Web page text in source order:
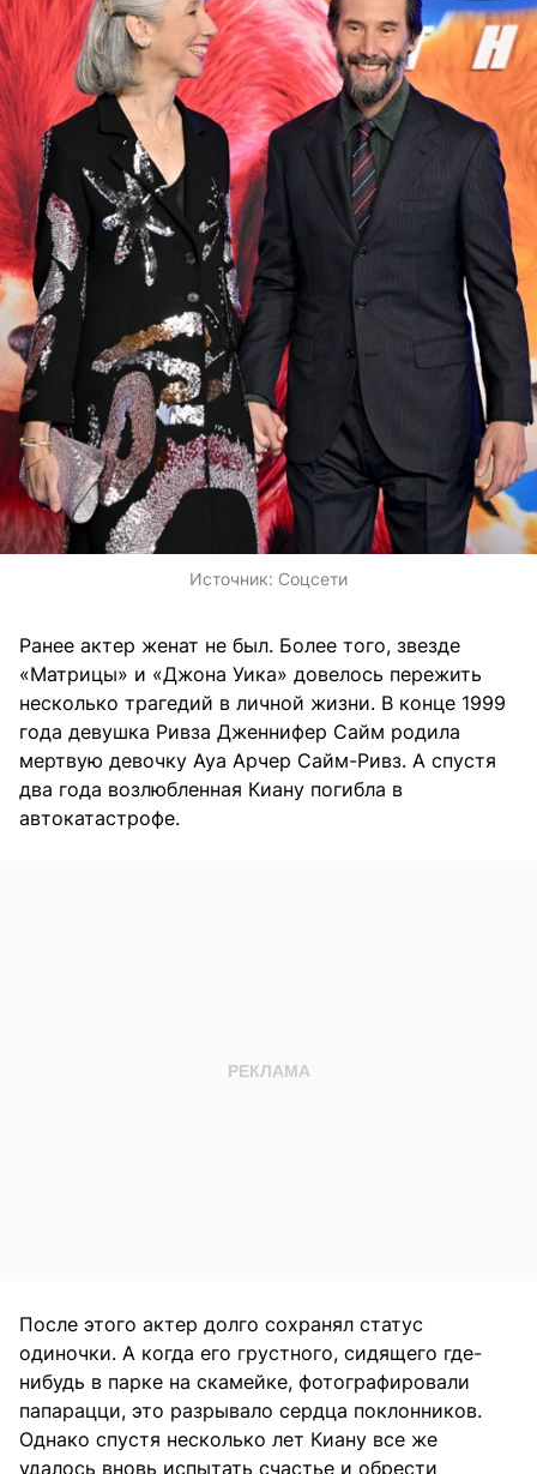
Источник: Соцсети
Ранее актер женат не был. Более того, звезде
«Матрицы» и «Джона Уика» довелось пережить
несколько трагедий в личной жизни. В конце 1999
года девушка Ривза Дженнифер Сайм родила
мертвую девочку Ауа Арчер Сайм-Ривз. А спустя
два года возлюбленная Киану погибла в
автокатастрофе.
После этого актер долго сохранял статус
одиночки. А когда его грустного, сидящего где-
нибудь в парке на скамейке, фотографировали
папарацци, это разрывало сердца поклонников.
Однако спустя несколько лет Киану все же
удалось вновь испытать счастье и обрести